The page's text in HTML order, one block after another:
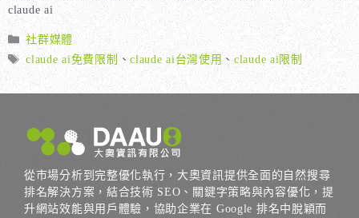
claude ai
分
類
社群媒體
標
籤
claude ai免費限制 、claude ai台灣使用 、claude ai限制
從市場分析到完整優化執行，大奧資訊提供全面的自然搜尋
排名解決方案，結合技術 SEO、關鍵字策略與內容優化，提
升網站效能與用戶體驗，協助企業在 Google 排名中脫穎而